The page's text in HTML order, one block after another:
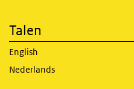
Talen
English
Nederlands